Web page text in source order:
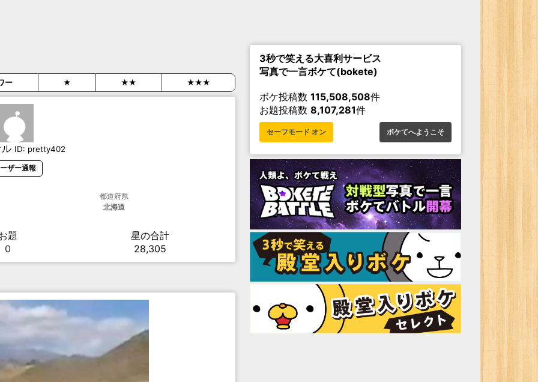
ー ★ ★★ ★★★
ID: pretty402
ザー通報
都道府県
北海道
題
0
星の合計
28,305
3秒で笑える大喜利サービス
写真で一言ボケて(bokete)
ボケ投稿数 115,508,508件
お題投稿数 8,107,281件
セーフモード オン ボケてへようこそ